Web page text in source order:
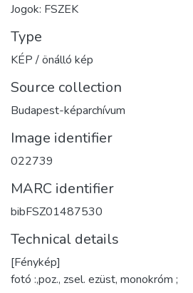
Jogok: FSZEK
Type
KÉP / önálló kép
Source collection
Budapest-képarchívum
Image identifier
022739
MARC identifier
bibFSZ01487530
Technical details
[Fénykép]
fotó :,poz., zsel. ezüst, monokróm ;